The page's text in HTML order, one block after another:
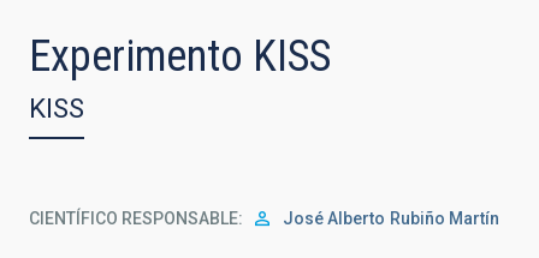
Experimento KISS
KISS
CIENTÍFICO RESPONSABLE José Alberto Rubiño Martín